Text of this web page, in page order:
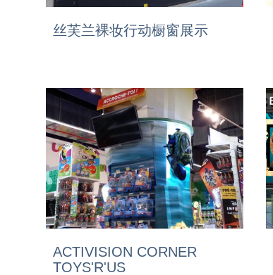
丝芙兰裸妆行动橱窗展示
ACTIVISION CORNER
TOYS'R'US